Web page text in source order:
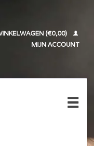
(€0,00)
MIJN ACCOUNT